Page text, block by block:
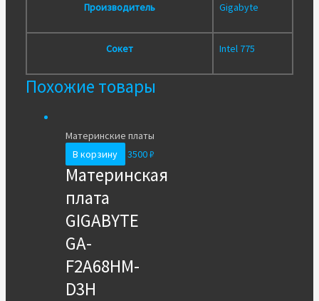
Производитель Gigabyte
Сокет Intel 775
Похожие товары
Материнские платы
В корзину
3500₽
Материнская
плата
GIGABYTE
GA-
F2A68HM-
D3H